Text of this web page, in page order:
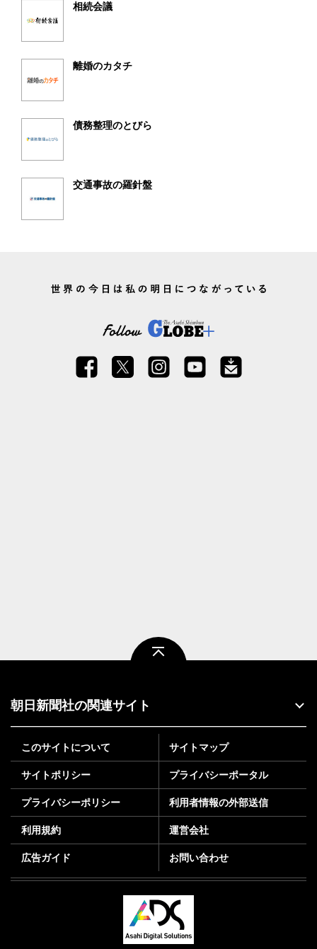
相続会議
離婚のカタチ
債務整理のとびら
交通事故の羅針盤
朝日新聞社の関連サイト
このサイトについて サイトマップ
サイトポリシー プライバシーポータル
プライバシーポリシー 利用者情報の外部送信
利用規約 運営会社
広告ガイド お問い合わせ